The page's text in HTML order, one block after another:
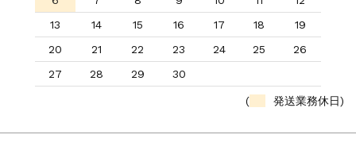
13
14 15 16 17 18
19
20
21 22 23 24 25
26
27
28 29 30
( 発送業務休日)